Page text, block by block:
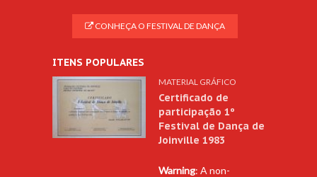
CONHEÇA O FESTIVAL DE DANÇA
ITENS POPULARES
MATERIAL GRÁFICO
Certificado de
participação 1º
Festival de Dança de
Joinville 1983
Warning: A non-